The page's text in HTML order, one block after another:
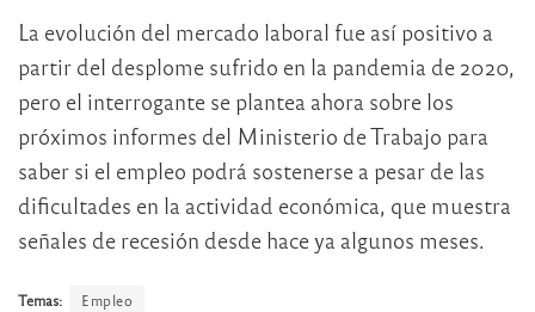
La evolución del mercado laboral fue así positivo a
partir del desplome sufrido en la pandemia de 2020,
pero el interrogante se plantea ahora sobre los
próximos informes del Ministerio de Trabajo para
saber si el empleo podrá sostenerse a pesar de las
dificultades en la actividad económica, que muestra
señales de recesión desde hace ya algunos meses.
Temas: Empleo